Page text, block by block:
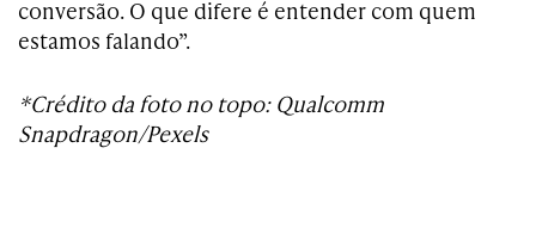
conversão. O que difere é entender com quem
estamos falando”.
*Crédito da foto no topo: Qualcomm
Snapdragon/Pexels